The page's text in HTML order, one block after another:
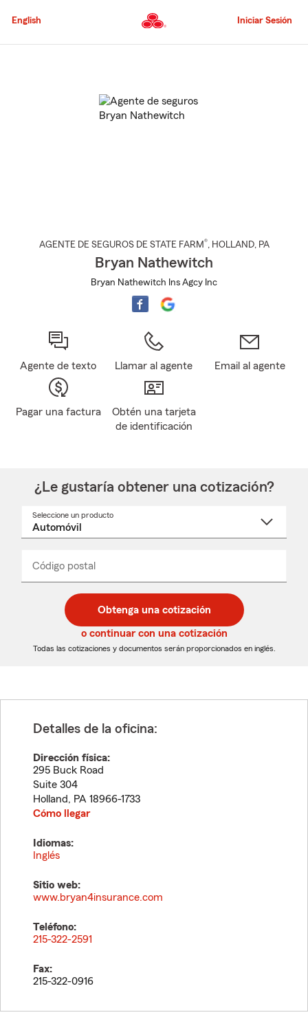
al
principal
English Iniciar Sesión
AGENTE DE SEGUROS DE STATE FARM®, HOLLAND, PA
Bryan Nathewitch
Bryan Nathewitch Ins Agcy Inc
Agente de texto Llamar al agente Email al agente
Pagar una factura
Obtén una tarjeta
de identificación
¿Le gustaría obtener una cotización?
Seleccione un producto
desplegable
Código postal
de
5
dígitos
de
5
dígitos
_____
Obtenga una cotización
o continuar con una cotización
Todas las cotizaciones y documentos serán proporcionados en inglés.
Detalles de la oficina:
Dirección física:
295 Buck Road
Suite 304
Holland, PA 18966-1733
Cómo llegar
Idiomas:
Inglés
Sitio web:
www.bryan4insurance.com
Teléfono:
215-322-2591
Fax:
215-322-0916